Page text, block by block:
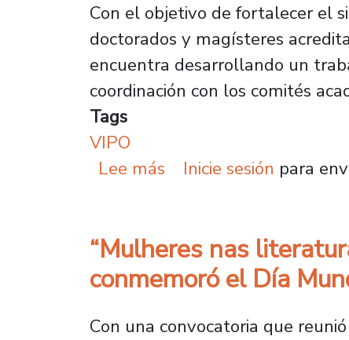
Con el objetivo de fortalecer el
doctorados y magísteres
encuentra desarrollando un
coordinación con los comités
Tags
VIPO
Lee más sobre Vicerrectoría
Inicie sesión para
“Mulheres nas
conmemoró el Día
Con una convocatoria que